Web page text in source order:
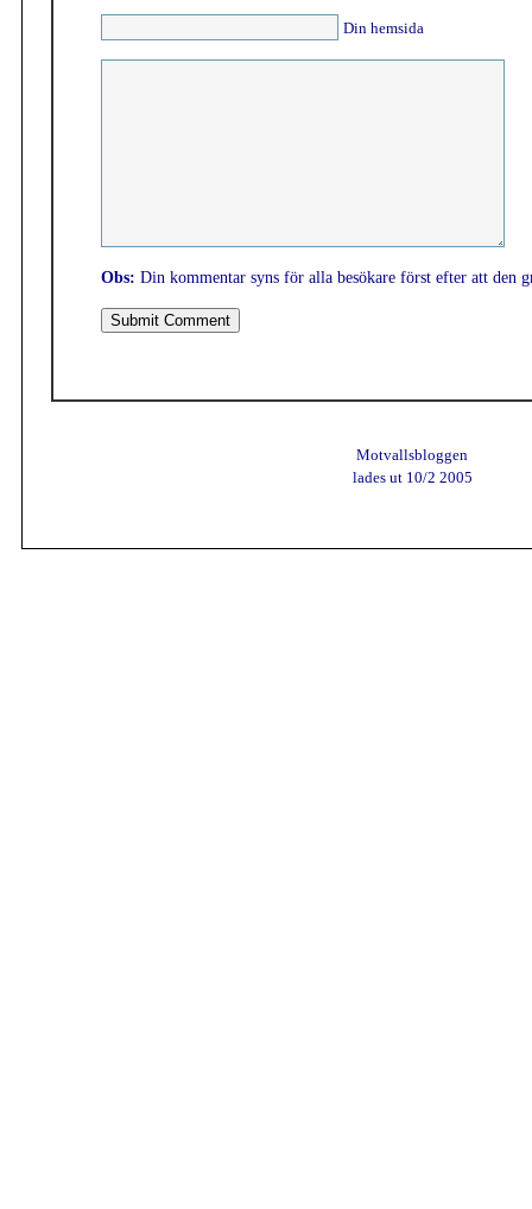
Din hemsida
Obs: Din kommentar syns för alla besökare först efter att den
Motvallsbloggen
lades ut 10/2 2005